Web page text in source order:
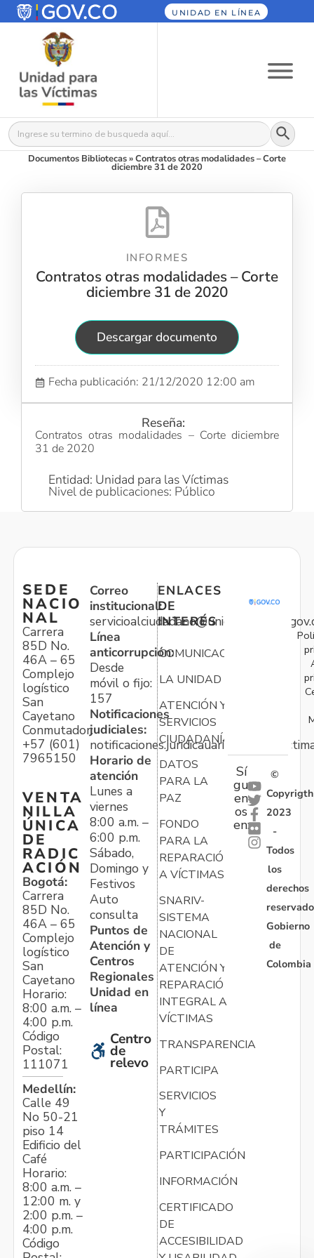
UNIDAD EN LÍNEA
Buscar: Botón
Documentos Bibliotecas»Contratos otras modalidades – Corte
diciembre 31 de 2020
INFORMES
Contratos otras modalidades – Corte
diciembre 31 de 2020
Descargar documento
Fecha publicación: 21/12/2020 12:00 am
Reseña:
Contratos otras modalidades – Corte diciembre
31 de 2020
Entidad: Unidad para las Víctimas
Nivel de publicaciones: Público
SEDE
NACIO
NAL
Carrera
85D No.
46A – 65
Complejo
logístico
San
Cayetano
Conmutador:
+57 (601)
7965150
VENTA
NILLA
ÚNICA
DE
RADIC
ACIÓN
Bogotá:
Carrera
85D No.
46A – 65
Complejo
logístico
San
Cayetano
Horario:
8:00 a.m. –
4:00 p.m.
Código
Postal:
111071
Medellín:
Calle 49
No 50-21
piso 14
Edificio del
Café
Horario:
8:00 a.m. –
12:00 m. y
2:00 p.m. –
4:00 p.m.
Código
Correo
institucional:
Línea
anticorrupción:
Desde
móvil o fijo:
157
Notificaciones
judiciales:
Horario de
atención
Lunes a
viernes
8:00 a.m. –
6:00 p.m.
Sábado,
Domingo y
Festivos
Auto
consulta
Puntos de
Atención y
Centros
Regionales
Unidad en
línea
Centro
de
relevo
ENLACES
DE
INTERÉS
COMUNICACIONES
LA UNIDAD
ATENCIÓN Y
SERVICIOS
CIUDADANÍA
DATOS
PARA LA
PAZ
FONDO
PARA LA
REPARACIÓN
A VÍCTIMAS
SNARIV-
SISTEMA
NACIONAL
DE
ATENCIÓN Y
REPARACIÓN
INTEGRAL A
VÍCTIMAS
TRANSPARENCIA
PARTICIPA
SERVICIOS
Y
TRÁMITES
PARTICIPACIÓN
INFORMACIÓN
CERTIFICADO
DE
ACCESIBILIDAD
Sí
gu
en
os
en:
©
Copyrigth
2023
-
Todos
los
derechos
Gobierno
de
Colombia